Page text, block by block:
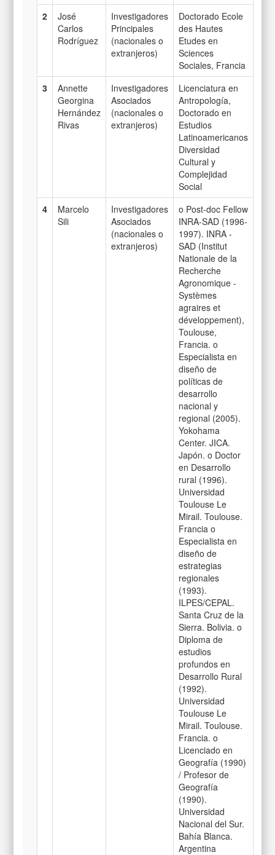
2
José
Carlos
Rodríguez
Investigadores
Principales
(nacionales o
extranjeros)
Doctorado Ecole
des Hautes
Etudes en
Sciences
Sociales, Francia
3
Annette
Georgina
Hernández
Rivas
Investigadores
Asociados
(nacionales o
extranjeros)
Licenciatura en
Antropología,
Doctorado en
Estudios
Latinoamericanos
Diversidad
Cultural y
Complejidad
Social
4
Marcelo
Sili
Investigadores
Asociados
(nacionales o
extranjeros)
o Post-doc Fellow
INRA-SAD (1996-
1997). INRA -
SAD (Institut
Nationale de la
Recherche
Agronomique -
Systèmes
agraires et
développement),
Toulouse,
Francia. o
Especialista en
diseño de
políticas de
desarrollo
nacional y
regional (2005).
Yokohama
Center. JICA.
Japón. o Doctor
en Desarrollo
rural (1996).
Universidad
Toulouse Le
Mirail. Toulouse.
Francia o
Especialista en
diseño de
estrategias
regionales
(1993).
ILPES/CEPAL.
Santa Cruz de la
Sierra. Bolivia. o
Diploma de
estudios
profundos en
Desarrollo Rural
(1992).
Universidad
Toulouse Le
Mirail. Toulouse.
Francia. o
Licenciado en
Geografía (1990)
/ Profesor de
Geografía
(1990).
Universidad
Nacional del Sur.
Bahía Blanca.
Argentina